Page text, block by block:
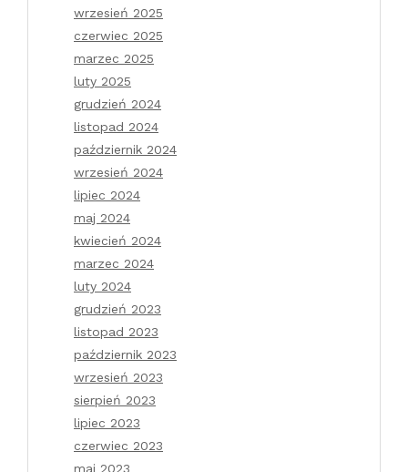
wrzesień 2025
czerwiec 2025
marzec 2025
luty 2025
grudzień 2024
listopad 2024
październik 2024
wrzesień 2024
lipiec 2024
maj 2024
kwiecień 2024
marzec 2024
luty 2024
grudzień 2023
listopad 2023
październik 2023
wrzesień 2023
sierpień 2023
lipiec 2023
czerwiec 2023
maj 2023